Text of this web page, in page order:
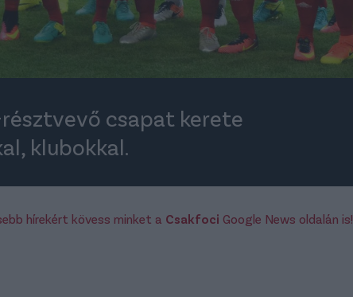
résztvevő csapat kerete
klubokkal.
hírekért kövess minket a Csakfoci Google News oldalán is!